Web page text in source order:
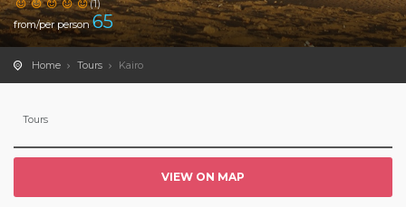
(1)
from/per person65
Home Tours Kairo
Tours
VIEW ON MAP